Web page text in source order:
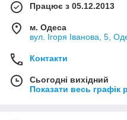
Працює з 05.12.2013
м. Одеса
вул. Ігоря Іванова, 5,
Контакти
Сьогодні вихідний
Показати весь графік